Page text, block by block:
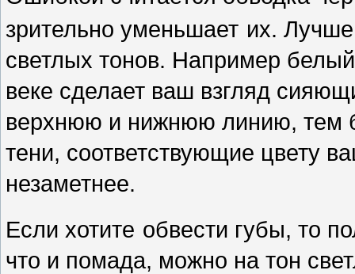
зрительно уменьшает их.
светлых тонов. Например
веке сделает ваш взгляд
верхнюю и нижнюю линию, тем
тени, соответствующие цвету
незаметнее.
Если хотите обвести губы, то
что и помада, можно на тон